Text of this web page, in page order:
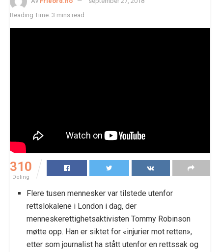
Reading Time: 3 mins read
310
Deling
Flere tusen mennesker var tilstede utenfor
rettslokalene i London i dag, der
menneskerettighetsaktivisten Tommy Robinson
møtte opp. Han er siktet for «injurier mot retten»,
etter som journalist ha stått utenfor en rettssak og